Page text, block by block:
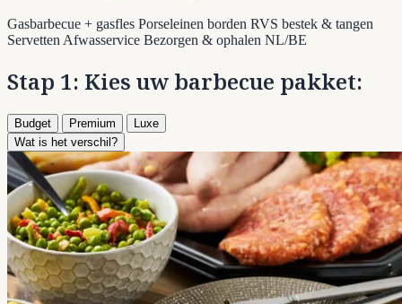
Gasbarbecue + gasfles Porseleinen borden RVS bestek & tangen
Servetten Afwasservice Bezorgen & ophalen NL/BE
Stap 1: Kies uw barbecue pakket:
Budget Premium
Luxe
Wat is het verschil?